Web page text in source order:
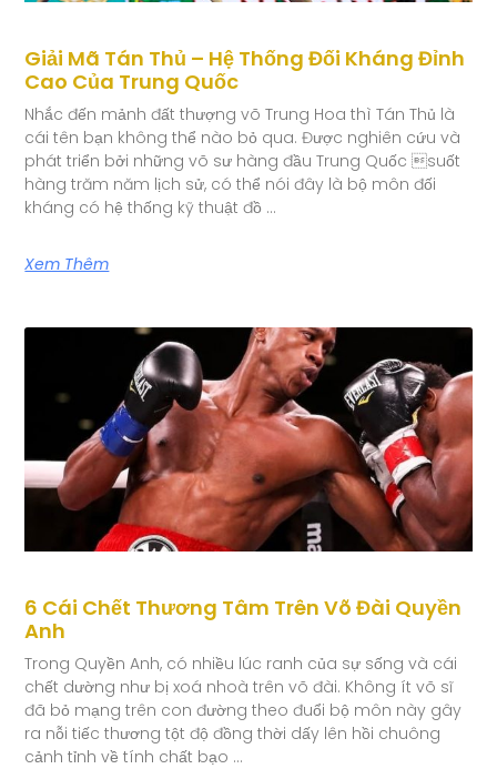
Giải Mã Tán Thủ – Hệ Thống Đối Kháng Đỉnh
Cao Của Trung Quốc
Nhắc đến mảnh đất thượng võ Trung Hoa thì Tán Thủ là
cái tên bạn không thể nào bỏ qua. Được nghiên cứu và
phát triển bởi những võ sư hàng đầu Trung Quốc suốt
hàng trăm năm lịch sử, có thể nói đây là bộ môn đối
kháng có hệ thống kỹ thuật đồ …
Xem Thêm
6 Cái Chết Thương Tâm Trên Võ Đài Quyền
Anh
Trong Quyền Anh, có nhiều lúc ranh của sự sống và cái
chết dường như bị xoá nhoà trên võ đài. Không ít võ sĩ
đã bỏ mạng trên con đường theo đuổi bộ môn này gây
ra nỗi tiếc thương tột độ đồng thời dấy lên hồi chuông
cảnh tỉnh về tính chất bạo …